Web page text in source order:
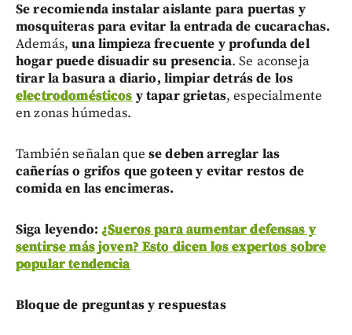
Se recomienda instalar aislante para puertas y
mosquiteras para evitar la entrada de cucarachas.
Además,una limpieza frecuente y profunda del
hogar puede disuadir su presencia. Se aconseja
tirar la basura a diario, limpiar detrás de los
electrodomésticos y tapar grietas, especialmente
en zonas húmedas.
También señalan que se deben arreglar las
cañerías o grifos que goteen y evitar restos de
comida en las encimeras.
Siga leyendo: ¿Sueros para aumentar defensas y
sentirse más joven? Esto dicen los expertos sobre
popular tendencia
Bloque de preguntas y respuestas